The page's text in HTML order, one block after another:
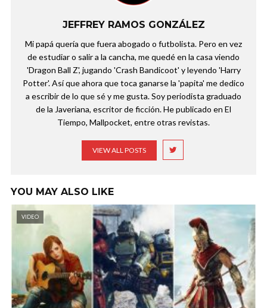
JEFFREY RAMOS GONZÁLEZ
Mi papá quería que fuera abogado o futbolista. Pero en vez
de estudiar o salir a la cancha, me quedé en la casa viendo
'Dragon Ball Z', jugando 'Crash Bandicoot' y leyendo 'Harry
Potter'. Así que ahora que toca ganarse la 'papita' me dedico
a escribir de lo que sé y me gusta. Soy periodista graduado
de la Javeriana, escritor de ficción. He publicado en El
Tiempo, Mallpocket, entre otras revistas.
VIEW ALL POSTS
YOU MAY ALSO LIKE
VIDEO